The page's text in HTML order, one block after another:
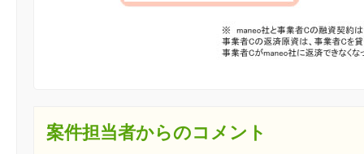
案件担当者からのコメント